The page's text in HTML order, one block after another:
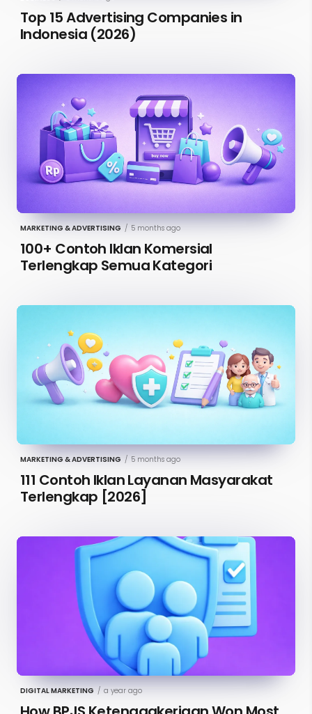
Top 15 Advertising Companies in
Indonesia (2026)
MARKETING & ADVERTISING / 5 months ago
100+ Contoh Iklan Komersial
Terlengkap Semua Kategori
MARKETING & ADVERTISING / 5 months ago
111 Contoh Iklan Layanan Masyarakat
Terlengkap [2026]
DIGITAL MARKETING / a year ago